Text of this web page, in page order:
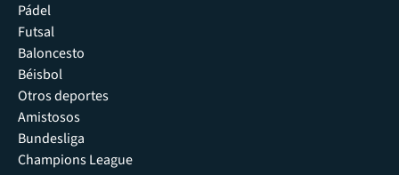
Pádel
Futsal
Baloncesto
Béisbol
Otros deportes
Amistosos
Bundesliga
Champions League